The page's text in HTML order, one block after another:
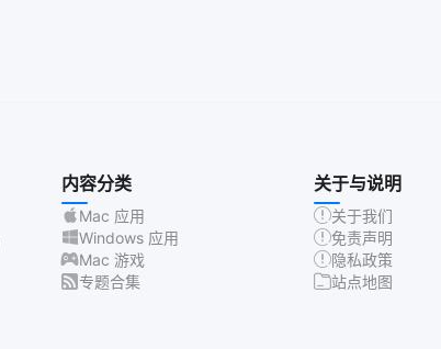
内容分类
Mac 应用
Windows 应用
Mac 游戏
专题合集
关于与说明
关于我们
免责声明
隐私政策
站点地图